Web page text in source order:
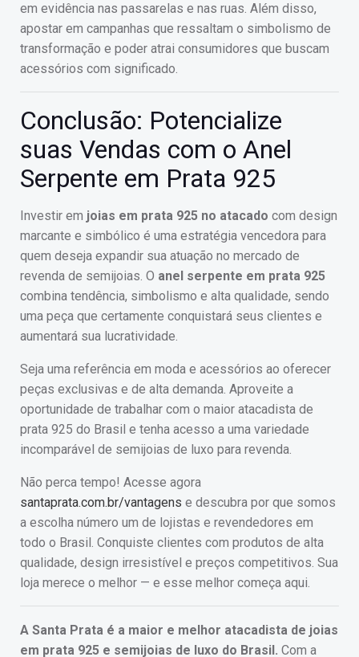
em evidência nas passarelas e nas ruas. Além disso,
apostar em campanhas que ressaltam o simbolismo de
transformação e poder atrai consumidores que buscam
acessórios com significado.
Conclusão: Potencialize
suas Vendas com o Anel
Serpente em Prata 925
Investir em joias em prata 925 no atacado com design
marcante e simbólico é uma estratégia vencedora para
quem deseja expandir sua atuação no mercado de
revenda de semijoias. O anel serpente em prata 925
combina tendência, simbolismo e alta qualidade, sendo
uma peça que certamente conquistará seus clientes e
aumentará sua lucratividade.
Seja uma referência em moda e acessórios ao oferecer
peças exclusivas e de alta demanda. Aproveite a
oportunidade de trabalhar com o maior atacadista de
prata 925 do Brasil e tenha acesso a uma variedade
incomparável de semijoias de luxo para revenda.
Não perca tempo! Acesse agora
santaprata.com.br/vantagens e descubra por que somos
a escolha número um de lojistas e revendedores em
todo o Brasil. Conquiste clientes com produtos de alta
qualidade, design irresistível e preços competitivos. Sua
loja merece o melhor — e esse melhor começa aqui.
A Santa Prata é a maior e melhor atacadista de joias
em prata 925 e semijoias de luxo do Brasil. Com a